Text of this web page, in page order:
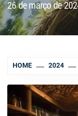
26 de março de
HOME 2024